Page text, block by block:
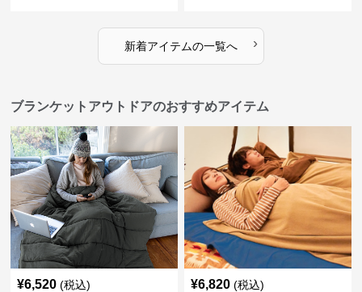
新着アイテムの一覧へ ›
ブランケットアウトドアのおすすめアイテム
¥6,520 (税込) ¥6,820 (税込)